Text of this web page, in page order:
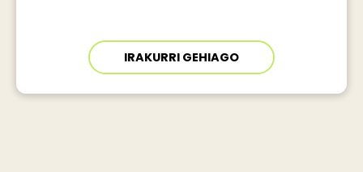
IRAKURRI GEHIAGO